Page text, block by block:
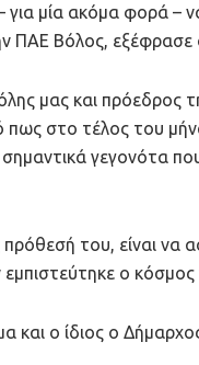
για μία ακόμα φορά –
ΠΑΕ Βόλος, εξέφρασε
μας και πρόεδρος
πως στο τέλος του
γεγονότα
του, είναι να
ο κόσμος
και ο ίδιος ο